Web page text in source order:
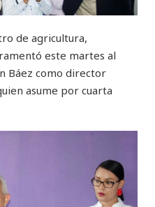
de agricultura,
este martes al
Báez como director
asume por cuarta